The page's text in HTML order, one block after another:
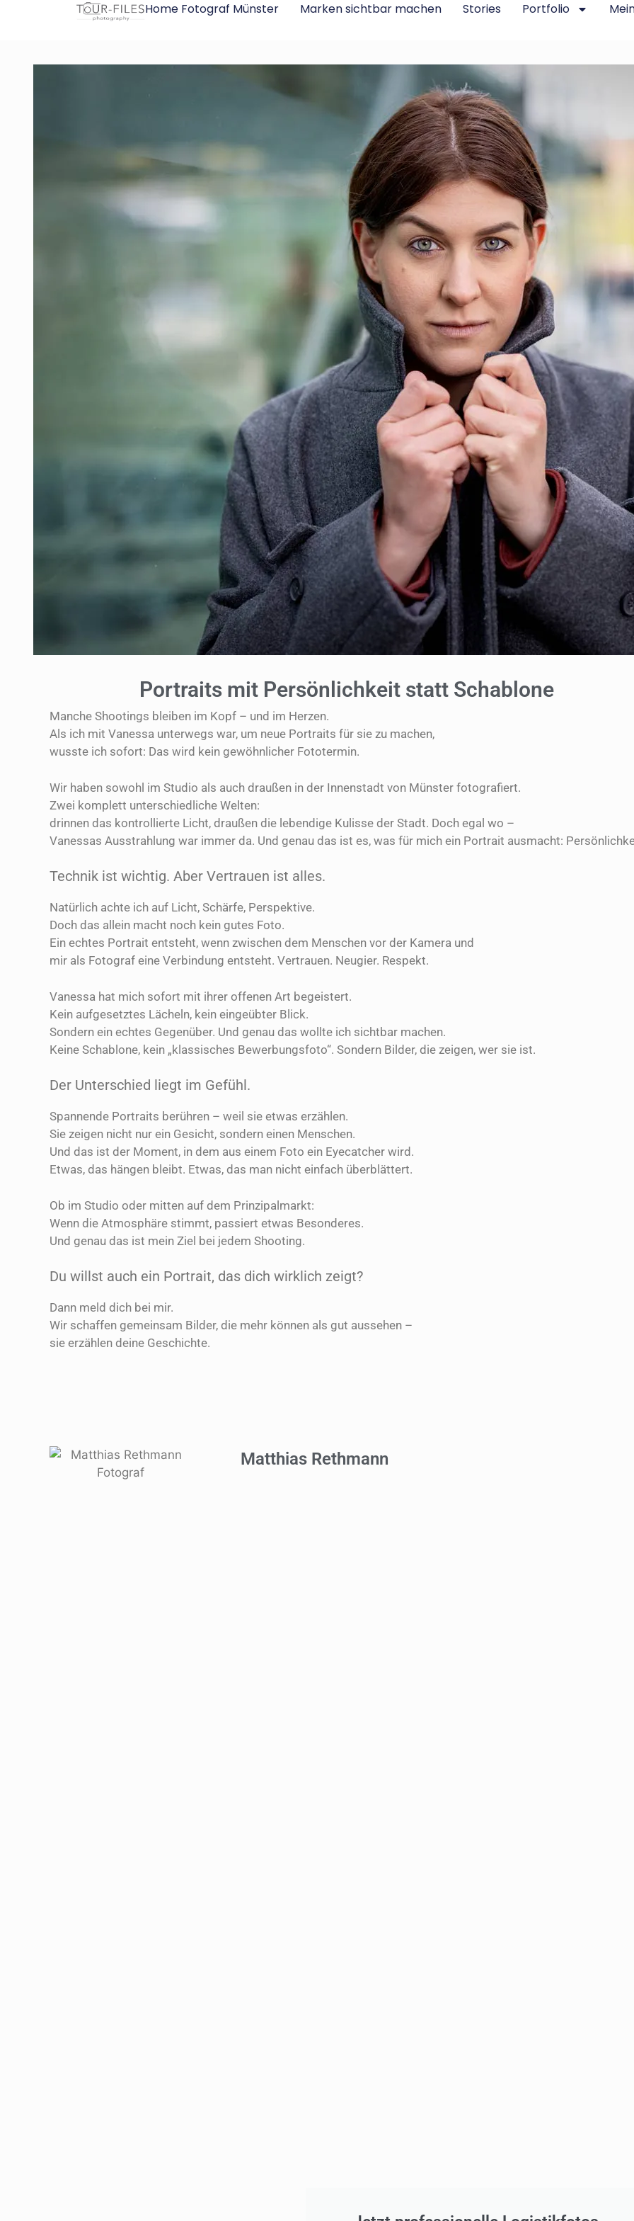
Home Fotograf Münster Marken sichtbar machen Stories Portfolio
Portraits mit Persönlichkeit statt Schablone
Manche Shootings bleiben im Kopf – und im Herzen.
Als ich mit Vanessa unterwegs war, um neue Portraits für sie zu machen,
wusste ich sofort: Das wird kein gewöhnlicher Fototermin.
Wir haben sowohl im Studio als auch draußen in der Innenstadt von Münster fotografiert.
Zwei komplett unterschiedliche Welten:
drinnen das kontrollierte Licht, draußen die lebendige Kulisse der Stadt. Doch egal wo –
Vanessas Ausstrahlung war immer da. Und genau das ist es, was für mich ein Portrait ausmacht:
Technik ist wichtig. Aber Vertrauen ist alles.
Natürlich achte ich auf Licht, Schärfe, Perspektive.
Doch das allein macht noch kein gutes Foto.
Ein echtes Portrait entsteht, wenn zwischen dem Menschen vor der Kamera und
mir als Fotograf eine Verbindung entsteht. Vertrauen. Neugier. Respekt.
Vanessa hat mich sofort mit ihrer offenen Art begeistert.
Kein aufgesetztes Lächeln, kein eingeübter Blick.
Sondern ein echtes Gegenüber. Und genau das wollte ich sichtbar machen.
Keine Schablone, kein „klassisches Bewerbungsfoto“. Sondern Bilder, die zeigen, wer sie ist.
Der Unterschied liegt im Gefühl.
Spannende Portraits berühren – weil sie etwas erzählen.
Sie zeigen nicht nur ein Gesicht, sondern einen Menschen.
Und das ist der Moment, in dem aus einem Foto ein Eyecatcher wird.
Etwas, das hängen bleibt. Etwas, das man nicht einfach überblättert.
Ob im Studio oder mitten auf dem Prinzipalmarkt:
Wenn die Atmosphäre stimmt, passiert etwas Besonderes.
Und genau das ist mein Ziel bei jedem Shooting.
Du willst auch ein Portrait, das dich wirklich zeigt?
Dann meld dich bei mir.
Wir schaffen gemeinsam Bilder, die mehr können als gut aussehen –
sie erzählen deine Geschichte.
Matthias Rethmann